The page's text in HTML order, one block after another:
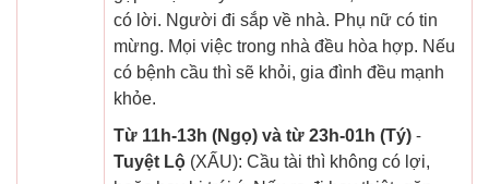
có lời. Người đi sắp về nhà. Phụ nữ có tin
mừng. Mọi việc trong nhà đều hòa hợp. Nếu
có bệnh cầu thì sẽ khỏi, gia đình đều mạnh
khỏe.
Từ 11h-13h (Ngọ) và từ 23h-01h (Tý) -
Tuyệt Lộ (XẤU): Cầu tài thì không có lợi,